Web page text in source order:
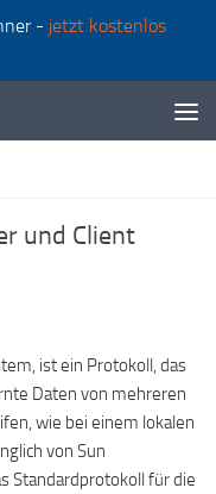
- jetzt kostenlos
und Client
ist ein Protokoll, das
Daten von mehreren
wie bei einem lokalen
von Sun
Standardprotokoll für die